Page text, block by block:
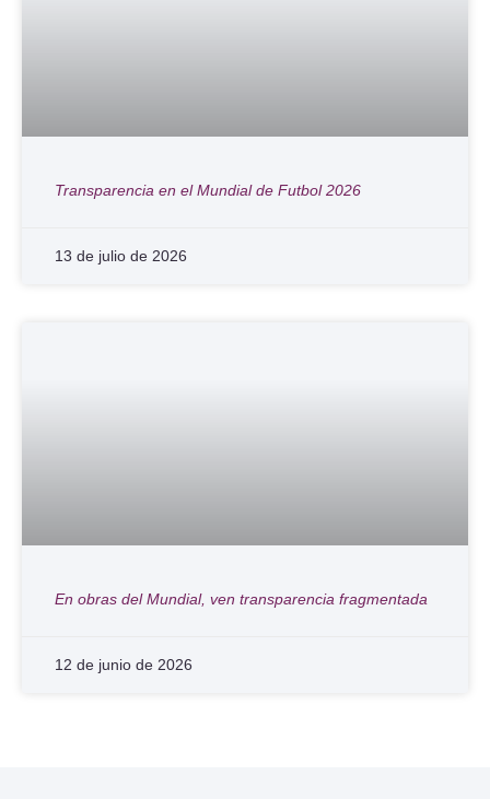
Transparencia en el Mundial de Futbol 2026
13 de julio de 2026
En obras del Mundial, ven transparencia fragmentada
12 de junio de 2026